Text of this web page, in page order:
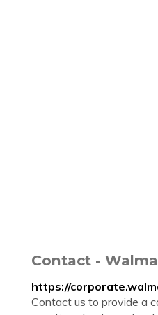
Contact -
https://
Contact us to provide a